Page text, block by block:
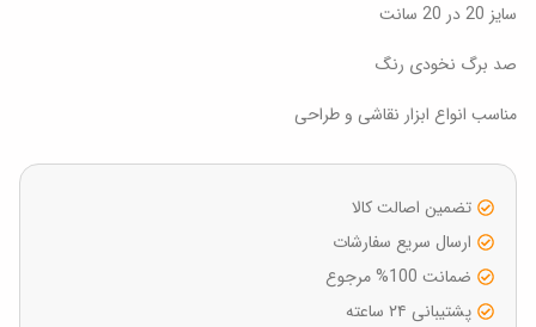
سایز 20 در 20 سانت
صد برگ نخودی رنگ
مناسب انواع ابزار نقاشی و طراحی
تضمین اصالت کالا
ارسال سریع سفارشات
ضمانت 100% مرجوع
پشتیبانی ۲۴ ساعته